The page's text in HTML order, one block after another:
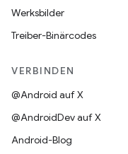
Werksbilder
Treiber-Binärcodes
VERBINDEN
@Android auf X
@AndroidDev auf X
Android-Blog